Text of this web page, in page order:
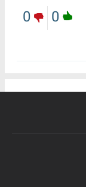
0
0